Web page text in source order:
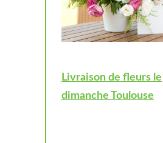
Livraison de fleurs le
dimanche Toulouse